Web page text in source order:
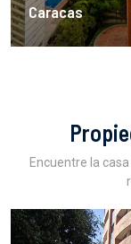
Caracas
Encuentre la